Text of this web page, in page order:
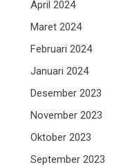
April 2024
Maret 2024
Februari 2024
Januari 2024
Desember 2023
November 2023
Oktober 2023
September 2023